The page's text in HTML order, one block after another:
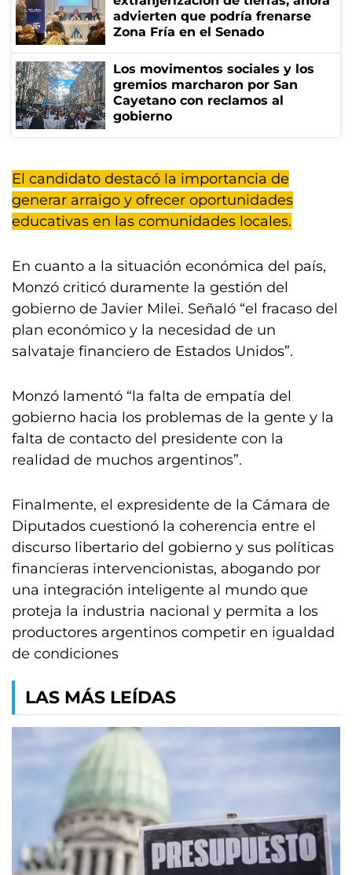
advierten que podría frenarse
Zona Fría en el Senado
Los movimentos sociales y los
gremios marcharon por San
Cayetano con reclamos al
gobierno
El candidato destacó la importancia de
generar arraigo y ofrecer oportunidades
educativas en las comunidades locales.
En cuanto a la situación económica del país,
Monzó criticó duramente la gestión del
gobierno de Javier Milei. Señaló “el fracaso del
plan económico y la necesidad de un
salvataje financiero de Estados Unidos”.
Monzó lamentó “la falta de empatía del
gobierno hacia los problemas de la gente y la
falta de contacto del presidente con la
realidad de muchos argentinos”.
Finalmente, el expresidente de la Cámara de
Diputados cuestionó la coherencia entre el
discurso libertario del gobierno y sus políticas
financieras intervencionistas, abogando por
una integración inteligente al mundo que
proteja la industria nacional y permita a los
productores argentinos competir en igualdad
de condiciones
LAS MÁS LEÍDAS